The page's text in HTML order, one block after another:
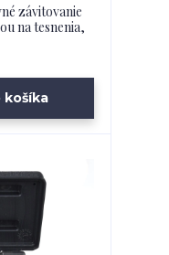
závitovanie
na tesnenia,
košíka